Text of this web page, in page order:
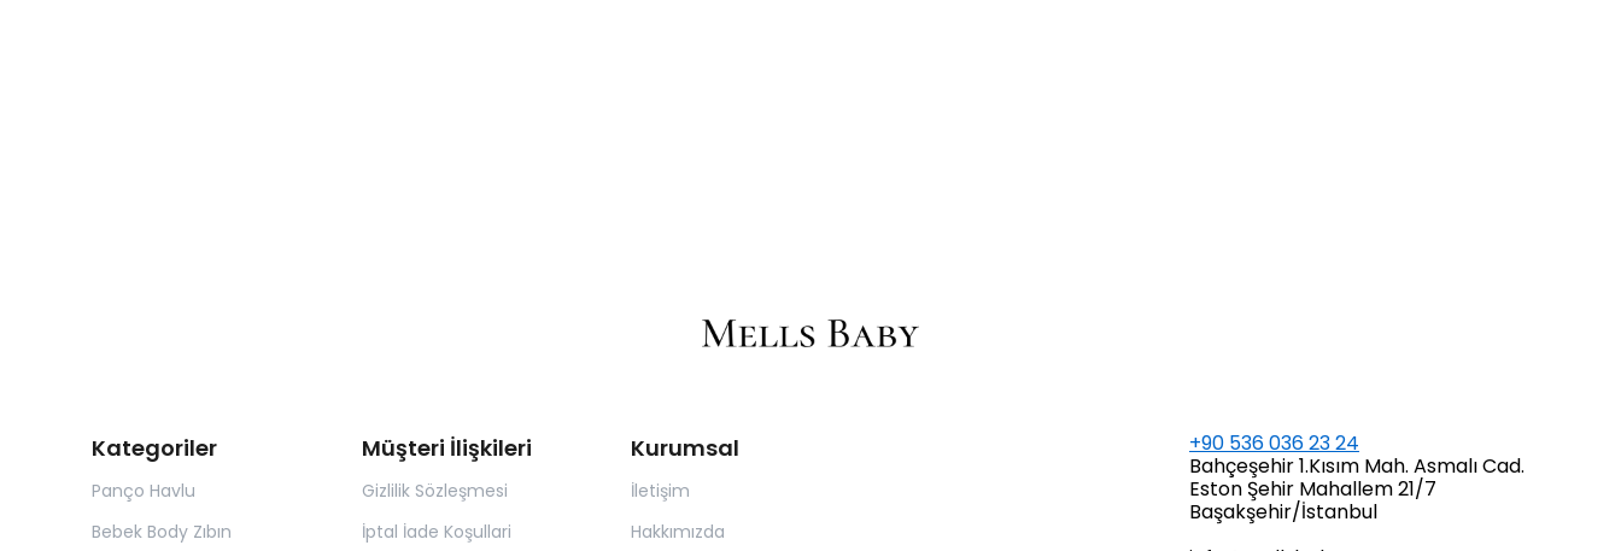
Kategoriler
Panço Havlu
Bebek Body Zıbın
Müşteri İlişkileri
Gizlilik Sözleşmesi
İptal İade Koşullari
Kurumsal
İletişim
Hakkımızda
+90 536 036 23 24
Bahçeşehir 1.Kısım Mah. Asmalı Cad.
Eston Şehir Mahallem 21/7
Başakşehir/İstanbul